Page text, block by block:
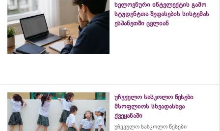
ხელოვნური ინტელექტის გამო
სტუდენტთა შეფასების სისტემას
ესპანეთში ცვლიან
უჩვეულო სასკოლო წესები
მსოფლიოს სხვადასხვა
ქვეყანაში
უჩვეულო სასკოლო წესები